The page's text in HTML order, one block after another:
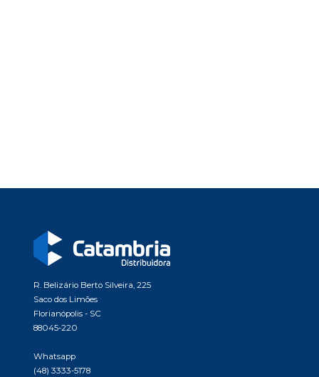
R. Belizário Berto Silveira, 225
Saco dos Limões
Florianópolis - SC
88045-220
Whatsapp
(48) 3333-5178